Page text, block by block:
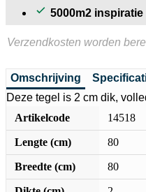
5000m2 inspiratie
Verzendkosten worden
Omschrijving
Deze tegel is 2 cm dik,
Artikelcode
14518
Lengte (cm) 80
Breedte (cm) 80